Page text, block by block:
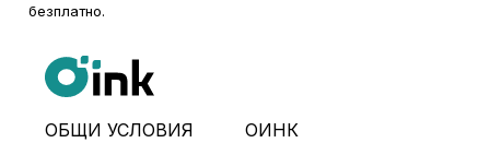
безплатно.
ОБЩИ УСЛОВИЯ ОИНК